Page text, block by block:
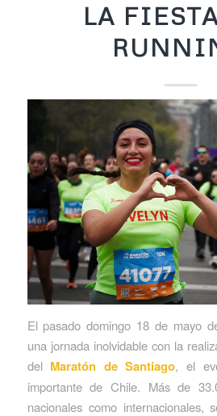
LA
El pasado domingo 18 de mayo
una jornada inolvidable con la
del Maratón de Santiago, el
importante de Chile. Más de
nacionales como internacionales,